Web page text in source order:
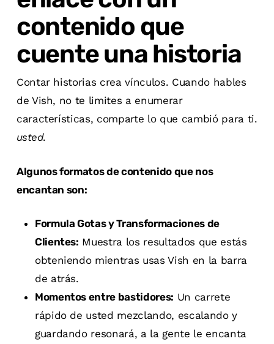
contenido que
cuente una historia
Contar historias crea vínculos. Cuando hables
de Vish, no te limites a enumerar
características, comparte lo que cambió para ti.
usted.
Algunos formatos de contenido que nos
encantan son:
Formula Gotas y Transformaciones de
Clientes: Muestra los resultados que estás
obteniendo mientras usas Vish en la barra
de atrás.
Momentos entre bastidores: Un carrete
rápido de usted mezclando, escalando y
guardando resonará, a la gente le encanta